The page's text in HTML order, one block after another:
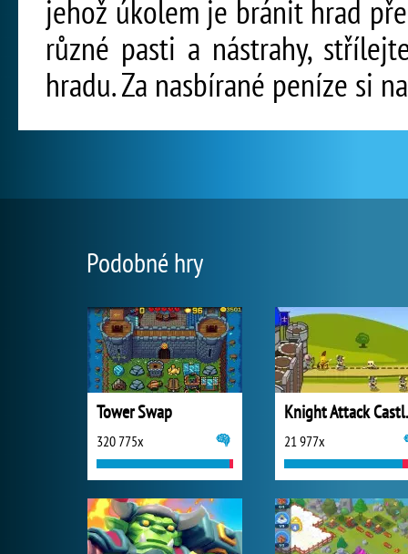
jehož úkolem je bránit hrad
různé pasti a nástrahy,
hradu. Za nasbírané peníze si
Podobné hry
Tower Swap
320 775x 21 977x